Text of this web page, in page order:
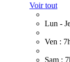
Voir tout
Lun -
Ven :
Sam :